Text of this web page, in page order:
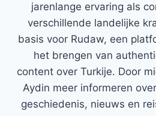
jarenlange ervaring als
verschillende landelijke
basis voor Rudaw, een
het brengen van
content over Turkije. Door
Aydin meer informeren
geschiedenis, nieuws en